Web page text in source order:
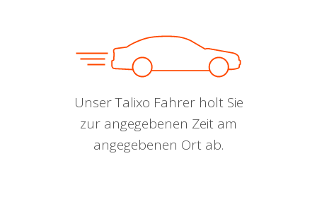
Unser Talixo Fahrer holt Sie
zur angegebenen Zeit am
angegebenen Ort ab.